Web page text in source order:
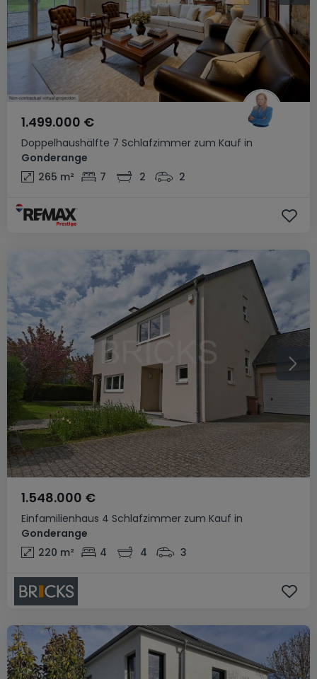
Doppelhaushälfte 7 Schlafzimmer zum Kauf in
Gonderange
1.499.000 €
265 m² 7 2 2
Einfamilienhaus 4 Schlafzimmer zum Kauf in
Gonderange
1.548.000 €
220 m² 4 4 3